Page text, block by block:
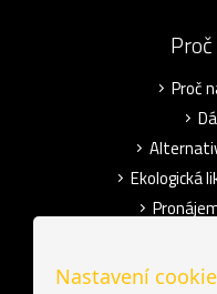
Proč
Ekologická
Nastavení